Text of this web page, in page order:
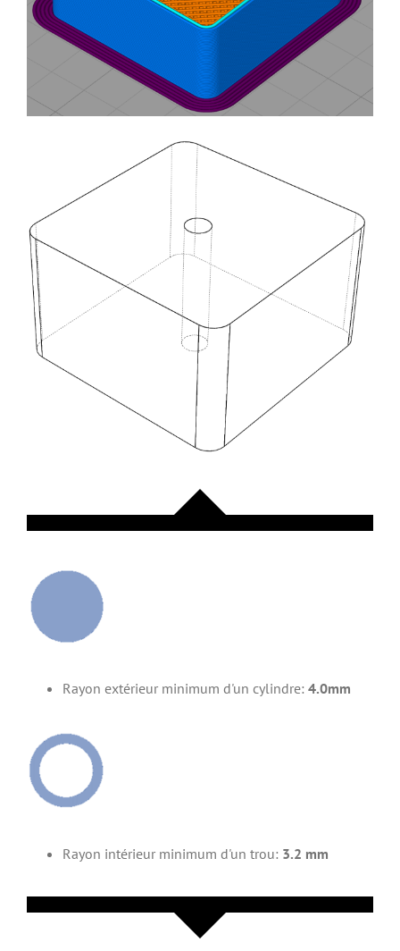
Rayon extérieur minimum d'un cylindre: 4.0mm
Rayon intérieur minimum d'un trou: 3.2 mm